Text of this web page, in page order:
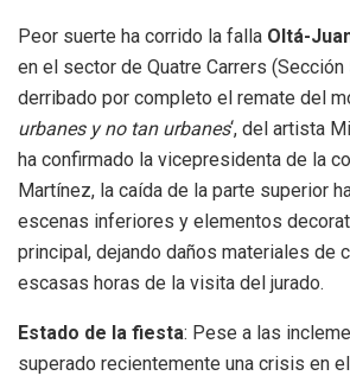
Peor suerte ha corrido la falla Oltá-
en el sector de Quatre Carrers (Sección
derribado por completo el remate del
urbanes y no tan urbanes‘, del artista
ha confirmado la vicepresidenta de la
Martínez, la caída de la parte superior
escenas inferiores y elementos
principal, dejando daños materiales de
escasas horas de la visita del jurado.
Estado de la fiesta: Pese a las
superado recientemente una crisis en